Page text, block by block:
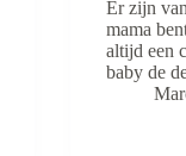
Er zijn
mama
altijd een
baby de